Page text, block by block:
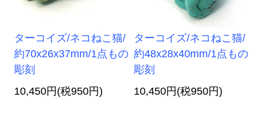
ターコイズ/ネコねこ猫/
約70x26x37mm/1点もの
彫刻
10,450円(税950円)
ターコイズ/ネコねこ猫/
約48x28x40mm/1点もの
彫刻
10,450円(税950円)